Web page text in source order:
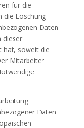
für die
die Löschung
Daten
dieser
hat, soweit die
Mitarbeiter
Daten